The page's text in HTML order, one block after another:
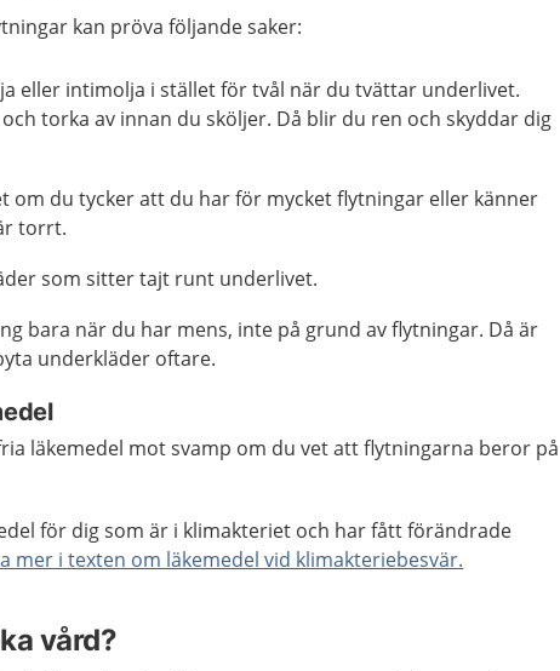
kan pröva följande saker:
eller intimolja i stället för tvål när du tvättar underlivet.
torka av innan du sköljer. Då blir du ren och skyddar dig
om du tycker att du har för mycket flytningar eller känner
torrt.
som sitter tajt runt underlivet.
bara när du har mens, inte på grund av flytningar. Då är
underkläder oftare.
läkemedel mot svamp om du vet att flytningarna beror på
för dig som är i klimakteriet och har fått förändrade
mer i texten om läkemedel vid klimakteriebesvär.
vård?